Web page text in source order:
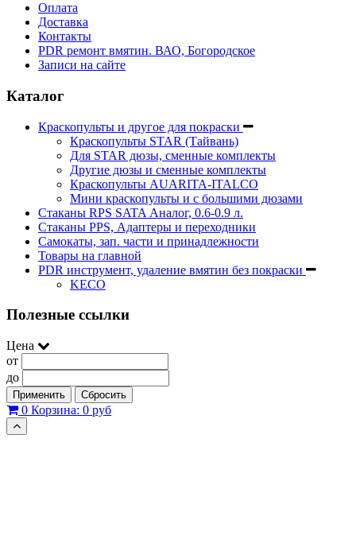
Оплата
Доставка
Контакты
PDR ремонт вмятин. ВАО, Богородское
Записи на сайте
Каталог
Краскопульты и другое для покраски
Краскопульты STAR (Тайвань)
Для STAR дюзы, сменные комплекты
Другие дюзы и сменные комплекты
Краскопульты AUARITA-ITALCO
Мини краскопульты и с большими дюзами
Стаканы RPS SATA Аналог, 0.6-0.9 л.
Стаканы PPS, Адаптеры и переходники
Самокаты, зап. части и принадлежности
Товары на главной
PDR инструмент, удаление вмятин без покраски
KECO
Полезные ссылки
Цена
от
до
Применить Сбросить
0 Корзина: 0 руб